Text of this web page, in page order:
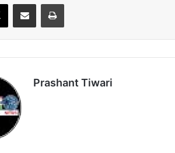
X Share via Email Print
Prashant Tiwari